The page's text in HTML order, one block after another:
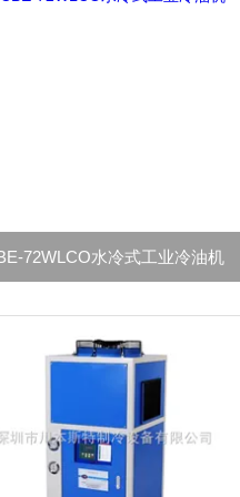
72WLCO水冷式工业冷油机